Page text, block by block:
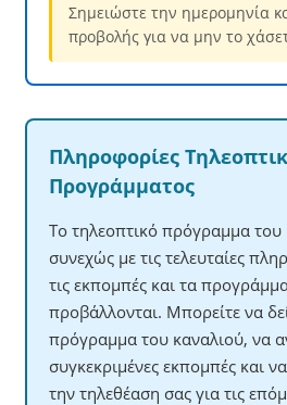
Σημειώστε την ημερομηνία
προβολής για να μην το
Πληροφορίες
Προγράμματος
Το τηλεοπτικό πρόγραμμα του
συνεχώς με τις τελευταίες
τις εκπομπές και τα
προβάλλονται. Μπορείτε να
πρόγραμμα του καναλιού, να
συγκεκριμένες εκπομπές και
την τηλεθέαση σας για τις